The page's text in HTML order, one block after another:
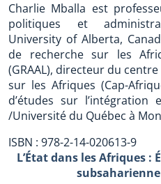
Charlie Mballa est
politiques et
University of Alberta,
de recherche sur les
(GRAAL), directeur du
sur les Afriques (Cap-
d’études sur l’intégration
/Université du Québec à
ISBN : 978-2-14-020613-9
L’État dans les Afriques :
subsaharienne